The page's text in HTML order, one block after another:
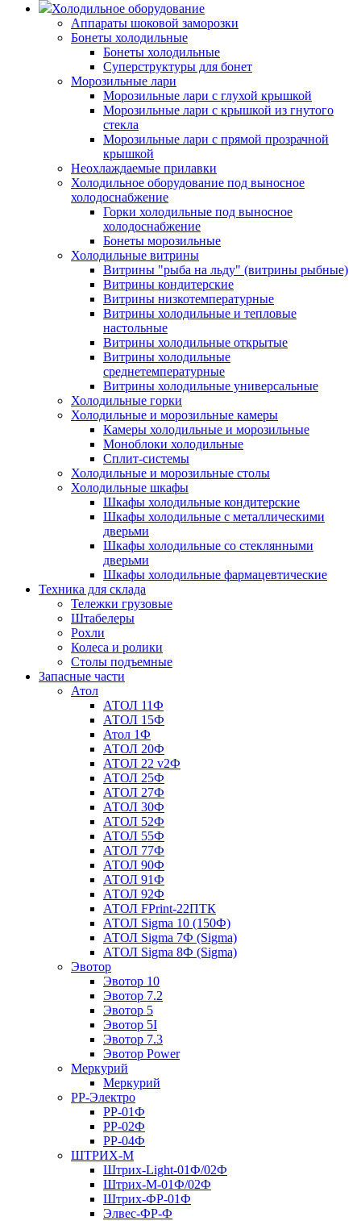
Холодильное оборудование
Аппараты шоковой заморозки
Бонеты холодильные
Бонеты холодильные
Суперструктуры для бонет
Морозильные лари
Морозильные лари с глухой крышкой
Морозильные лари с крышкой из гнутого
стекла
Морозильные лари с прямой прозрачной
крышкой
Неохлаждаемые прилавки
Холодильное оборудование под выносное
холодоснабжение
Горки холодильные под выносное
холодоснабжение
Бонеты морозильные
Холодильные витрины
Витрины "рыба на льду" (витрины рыбные)
Витрины кондитерские
Витрины низкотемпературные
Витрины холодильные и тепловые
настольные
Витрины холодильные открытые
Витрины холодильные
среднетемпературные
Витрины холодильные универсальные
Холодильные горки
Холодильные и морозильные камеры
Камеры холодильные и морозильные
Моноблоки холодильные
Сплит-системы
Холодильные и морозильные столы
Холодильные шкафы
Шкафы холодильные кондитерские
Шкафы холодильные с металлическими
дверьми
Шкафы холодильные со стеклянными
дверьми
Шкафы холодильные фармацевтические
Техника для склада
Тележки грузовые
Штабелеры
Рохли
Колеса и ролики
Столы подъемные
Запасные части
Атол
АТОЛ 11Ф
АТОЛ 15Ф
Атол 1Ф
АТОЛ 20Ф
АТОЛ 22 v2Ф
АТОЛ 25Ф
АТОЛ 27Ф
АТОЛ 30Ф
АТОЛ 52Ф
АТОЛ 55Ф
АТОЛ 77Ф
АТОЛ 90Ф
АТОЛ 91Ф
АТОЛ 92Ф
АТОЛ FPrint-22ПТК
АТОЛ Sigma 10 (150Ф)
АТОЛ Sigma 7Ф (Sigma)
АТОЛ Sigma 8Ф (Sigma)
Эвотор
Эвотор 10
Эвотор 7.2
Эвотор 5
Эвотор 5I
Эвотор 7.3
Эвотор Power
Меркурий
Меркурий
РР-Электро
РР-01Ф
РР-02Ф
РР-04Ф
ШТРИХ-М
Штрих-Light-01Ф/02Ф
Штрих-М-01Ф/02Ф
Штрих-ФР-01Ф
Элвес-ФР-Ф